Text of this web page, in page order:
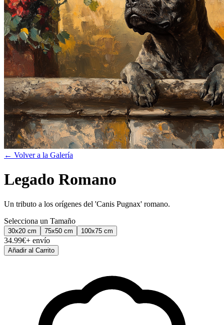
← Volver a la Galería
Legado Romano
Un tributo a los orígenes del 'Canis Pugnax' romano.
Selecciona un Tamaño
30x20 cm 75x50 cm 100x75 cm
34.99€+ envío
Añadir al Carrito